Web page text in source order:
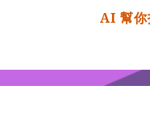
AI 幫你